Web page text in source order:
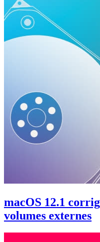
macOS 12.1
volumes externes